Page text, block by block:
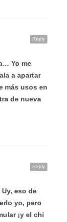
Reply
Yo me
a apartar
más usos en
de nueva
Reply
eso de
yo, pero
¡y el chi